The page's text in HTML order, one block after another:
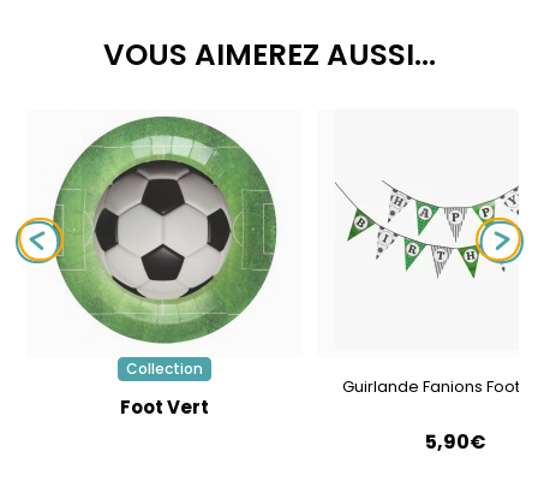
VOUS AIMEREZ AUSSI...
Collection
Foot Vert
Guirlande Fanions Foot-
5,90€